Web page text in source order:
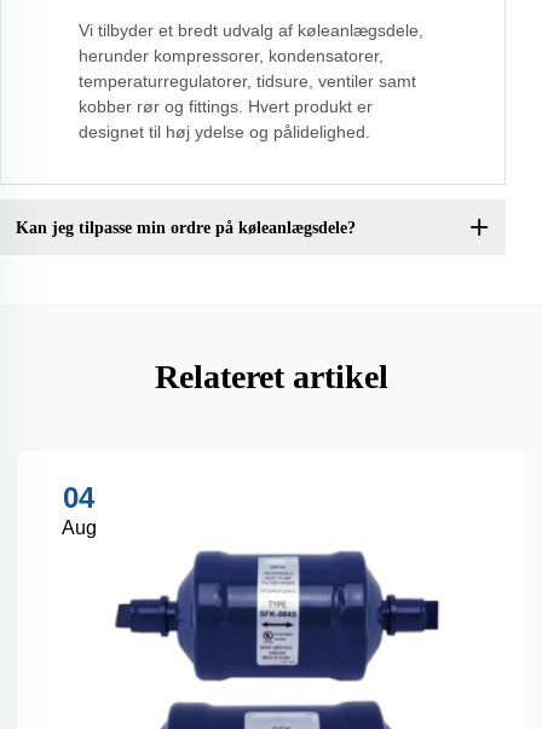
Vi tilbyder et bredt udvalg af køleanlægsdele,
herunder kompressorer, kondensatorer,
temperaturregulatorer, tidsure, ventiler samt
kobber rør og fittings. Hvert produkt er
designet til høj ydelse og pålidelighed.
Kan jeg tilpasse min ordre på køleanlægsdele?
Relateret artikel
04
Aug